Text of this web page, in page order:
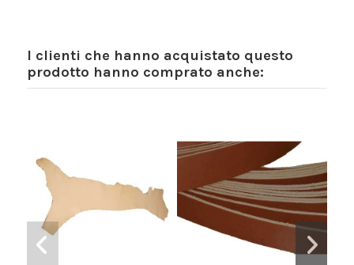
I clienti che hanno acquistato questo
prodotto hanno comprato anche: